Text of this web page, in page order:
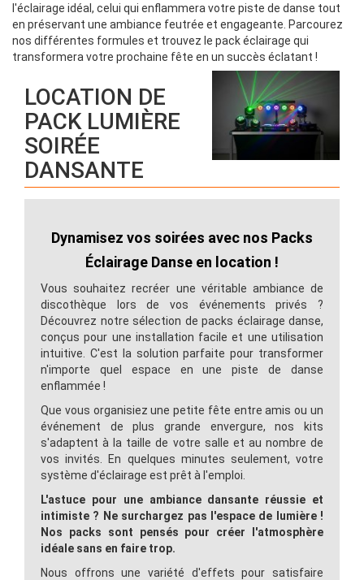
l'éclairage idéal, celui qui enflammera votre piste de danse tout
en préservant une ambiance feutrée et engageante. Parcourez
nos différentes formules et trouvez le pack éclairage qui
transformera votre prochaine fête en un succès éclatant !
LOCATION DE
PACK LUMIÈRE
SOIRÉE
DANSANTE
Dynamisez vos soirées avec nos Packs
Éclairage Danse en location !
Vous souhaitez recréer une véritable ambiance de
discothèque lors de vos événements privés ?
Découvrez notre sélection de packs éclairage danse,
conçus pour une installation facile et une utilisation
intuitive. C'est la solution parfaite pour transformer
n'importe quel espace en une piste de danse
enflammée !
Que vous organisiez une petite fête entre amis ou un
événement de plus grande envergure, nos kits
s'adaptent à la taille de votre salle et au nombre de
vos invités. En quelques minutes seulement, votre
système d'éclairage est prêt à l'emploi.
L'astuce pour une ambiance dansante réussie et
intimiste ? Ne surchargez pas l'espace de lumière !
Nos packs sont pensés pour créer l'atmosphère
idéale sans en faire trop.
Nous offrons une variété d'effets pour satisfaire